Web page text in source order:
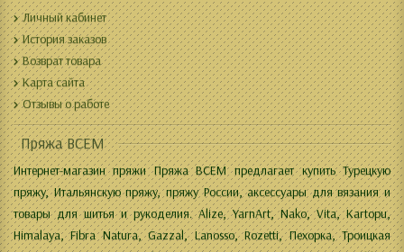
Личный кабинет
История заказов
Возврат товара
Карта сайта
Отзывы о работе
Пряжа ВСЕМ
Интернет-магазин пряжи Пряжа ВСЕМ предлагает купить Турецкую
пряжу, Итальянскую пряжу, пряжу России, аксессуары для вязания и
товары для шитья и рукоделия. Alize, YarnArt, Nako, Vita, Kartopu,
Himalaya, Fibra Natura, Gazzal, Lanosso, Rozetti, Пехорка, Троицкая